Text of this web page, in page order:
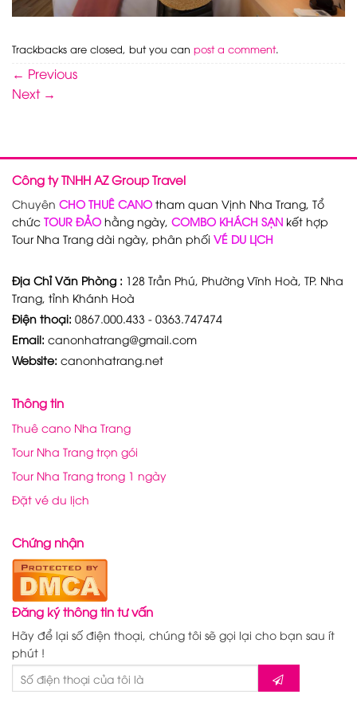
Trackbacks are closed, but you can post a comment.
← Previous
Next →
Công ty TNHH AZ Group Travel
Chuyên CHO THUÊ CANO tham quan Vịnh Nha Trang, Tổ
chức TOUR ĐẢO hằng ngày, COMBO KHÁCH SẠN kết hợp
Tour Nha Trang dài ngày, phân phối VÉ DU LỊCH
Địa Chỉ Văn Phòng : 128 Trần Phú, Phường Vĩnh Hoà, TP. Nha
Trang, tỉnh Khánh Hoà
Điện thoại: 0867.000.433 - 0363.747474
Email: canonhatrang@gmail.com
Website: canonhatrang.net
Thông tin
Thuê cano Nha Trang
Tour Nha Trang trọn gói
Tour Nha Trang trong 1 ngày
Đặt vé du lịch
Chứng nhận
Đăng ký thông tin tư vấn
Hãy để lại số điện thoại, chúng tôi sẽ gọi lại cho bạn sau ít
phút !